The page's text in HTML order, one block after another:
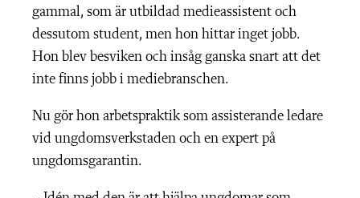
gammal, som är utbildad medieassistent och
dessutom student, men hon hittar inget jobb.
Hon blev besviken och insåg ganska snart att det
inte finns jobb i mediebranschen.
Nu gör hon arbetspraktik som assisterande ledare
vid ungdomsverkstaden och en expert på
ungdomsgarantin.